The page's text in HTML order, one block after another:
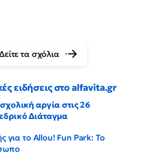
τα σχόλια
ειδήσεις στο alfavita.gr
αργία στις 26
Διάταγμα
για το Allou! Fun Park: Το